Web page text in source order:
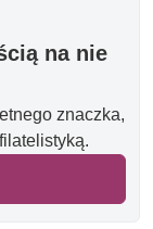
na nie
znaczka,